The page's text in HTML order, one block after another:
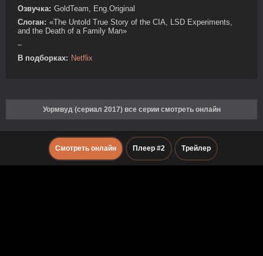
Озвучка: GoldTeam, Eng.Original
Слоган: «The Untold True Story of the CIA, LSD Experiments,
and the Death of a Family Man»
–
В подборках: Netflix
Уормвуд (сериал 2017) все серии смотреть онлайн
Смотреть онлайн Плеер #2 Трейлер